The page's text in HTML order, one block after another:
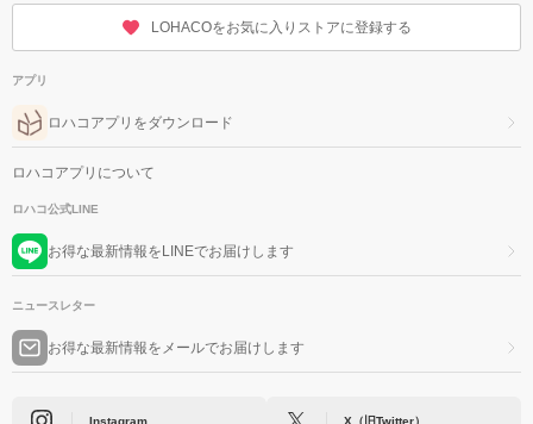
LOHACOをお気に入りストアに登録する
アプリ
ロハコアプリをダウンロード
ロハコアプリについて
ロハコ公式LINE
お得な最新情報をLINEでお届けします
ニュースレター
お得な最新情報をメールでお届けします
Instagram X（旧Twitter）